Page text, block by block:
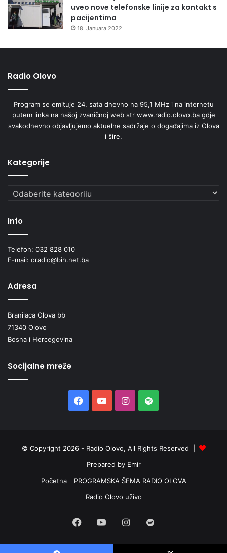
uveo nove telefonske linije za kontakt s
pacijentima
18. Januara 2022.
Radio Olovo
Program se emituje 24. sata dnevno na 95,1 MHz i na internetu
putem linka na našoj zvaničnoj web str www.radio.olovo.ba gdje
svakodnevno objavljujemo aktuelne sadržaje o događajima iz Olova
i šire.
Kategorije
Kategorije
Info
Telefon: 032 828 010
E-mail: oradio@bih.net.ba
Adresa
Branilaca Olova bb
71340 Olovo
Bosna i Hercegovina
Socijalne mreže
Facebook
YouTubeInstagram
Spotify
© Copyright 2026 - Radio Olovo, All Rights Reserved |
Prepared by Emir
Početna
PROGRAMSKA ŠEMA RADIO OLOVA
Radio Olovo uživo
Facebook
YouTubeInstagram
Spotify